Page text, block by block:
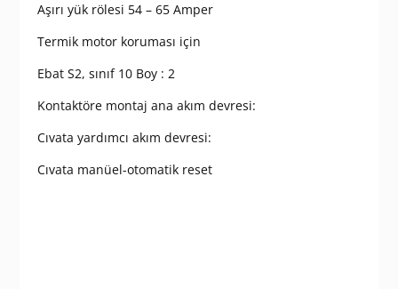
Aşırı yük rölesi 54 – 65 Amper
Termik motor koruması için
Ebat S2, sınıf 10 Boy : 2
Kontaktöre montaj ana akım devresi:
Cıvata yardımcı akım devresi:
Cıvata manüel-otomatik reset